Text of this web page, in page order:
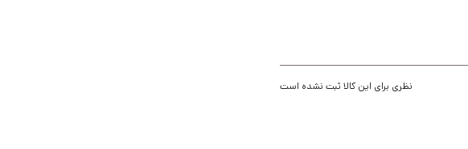
نظری برای این کالا ثبت نشده است